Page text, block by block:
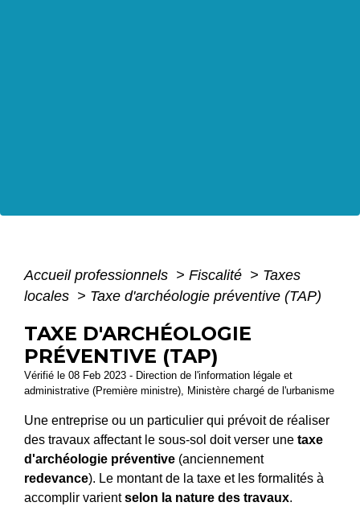
Accueil professionnels > Fiscalité > Taxes
locales > Taxe d'archéologie préventive (TAP)
TAXE D'ARCHÉOLOGIE
PRÉVENTIVE (TAP)
Vérifié le 08 Feb 2023 - Direction de l'information légale et
administrative (Première ministre), Ministère chargé de l'urbanisme
Une entreprise ou un particulier qui prévoit de réaliser
des travaux affectant le sous-sol doit verser une taxe
d'archéologie préventive (anciennement
redevance). Le montant de la taxe et les formalités à
accomplir varientselon la nature des travaux.